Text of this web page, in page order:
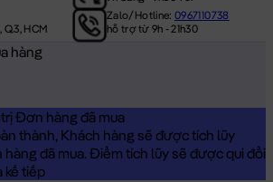
Q.3, HCM
Zalo/Hotline:0967110738
hỗ trợ từ 9h - 21h30
hàng
Đơn hàng đã mua
thành, Khách hàng sẽ được tích lũy
hàng đã mua. Điểm tích lũy sẽ được qui đổi
kế tiếp